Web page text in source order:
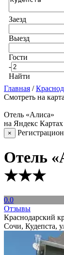
Заезд
Выезд
Гости
-
Найти
Главная /
Смотреть на
Отель «Алиса»
на Яндекс Картах
×
Отель
★★★
0.0
Отзывы
Краснодарский
Сочи, Кудепста,